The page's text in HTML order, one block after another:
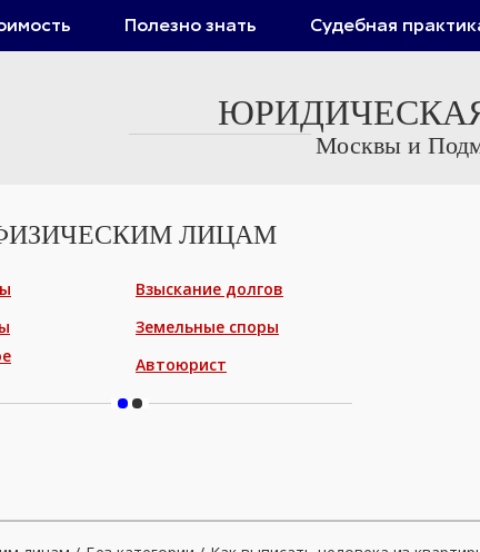
Полезно знать Судебная
Москвы и
ЛИЦАМ
Взыскание долгов
Земельные споры
Автоюрист
Защита